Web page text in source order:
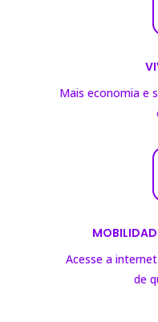
Mais economia e
Acesse a
de